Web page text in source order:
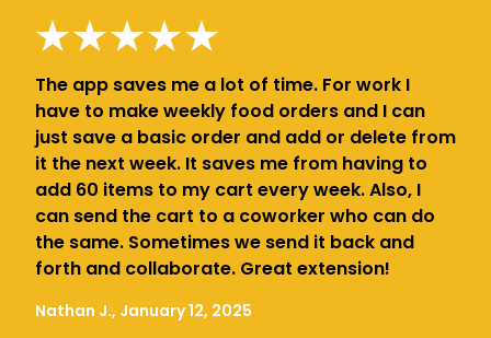
The app saves me a lot of time. For work I
have to make weekly food orders and I can
just save a basic order and add or delete from
it the next week. It saves me from having to
add 60 items to my cart every week. Also, I
can send the cart to a coworker who can do
the same. Sometimes we send it back and
forth and collaborate. Great extension!
Nathan J., January 12, 2025